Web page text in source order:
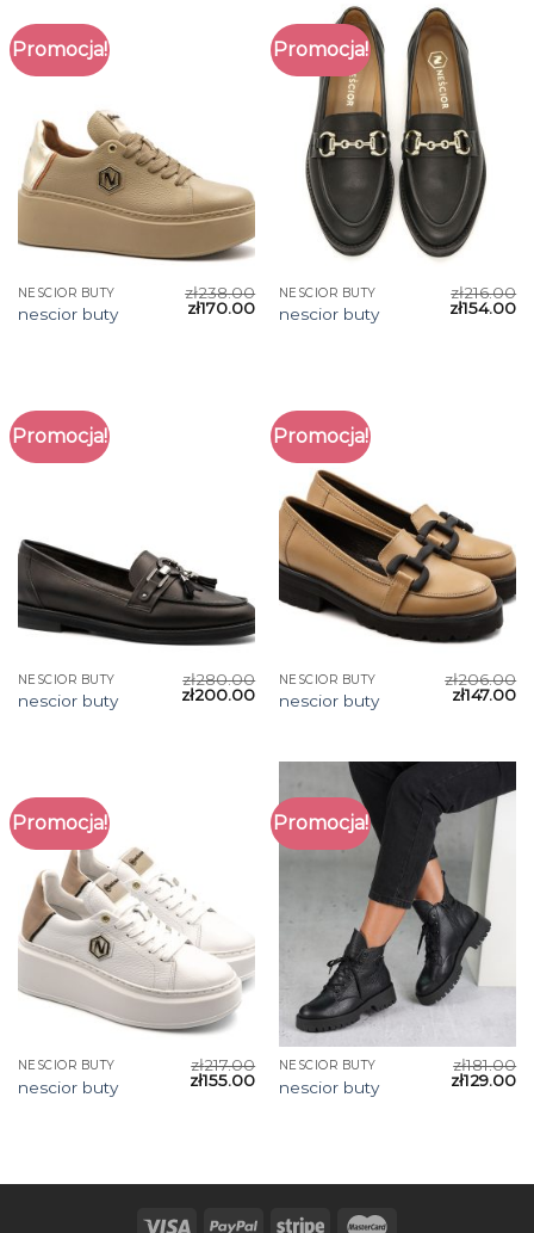
Promocja!
NESCIOR BUTY
nescior buty
zł238.00
zł170.00
Promocja!
NESCIOR BUTY
nescior buty
zł216.00
zł154.00
Promocja!
NESCIOR BUTY
nescior buty
zł280.00
zł200.00
Promocja!
NESCIOR BUTY
nescior buty
zł206.00
zł147.00
Promocja!
NESCIOR BUTY
nescior buty
zł217.00
zł155.00
Promocja!
NESCIOR BUTY
nescior buty
zł181.00
zł129.00